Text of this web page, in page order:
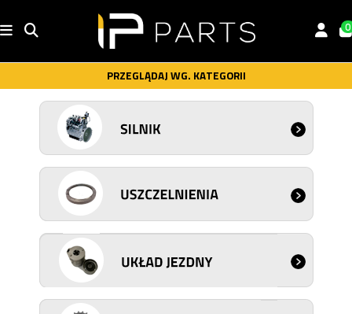
0
PRZEGLĄDAJ WG. KATEGORII